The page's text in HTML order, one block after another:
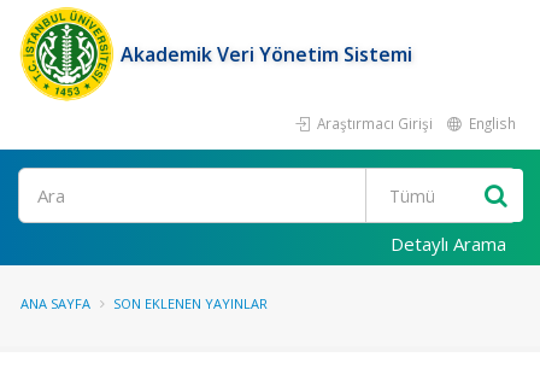
Akademik Veri Yönetim Sistemi
Araştırmacı Girişi English
Ara
Detaylı Arama
ANA SAYFA SON EKLENEN YAYINLAR